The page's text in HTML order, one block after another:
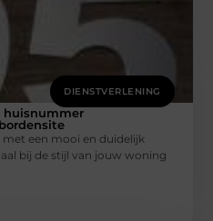
DIENSTVERLENING
huisnummer
een mooi en duidelijk
bij de stijl van jouw woning